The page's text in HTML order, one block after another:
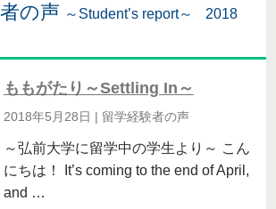
の声 ～Student’s report～
2018
ももがたり～Settling In～
2018年5月28日 | 留学経験者の声
～弘前大学に留学中の学生より～ こん
にちは！ It’s coming to the end of April,
and …